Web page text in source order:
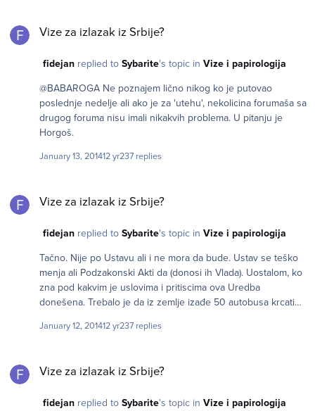
pojedinačno, naveo je razloge, ali prosečnom srpskom 'Pater
skupe vize, nedostatak higijenskih sredstava, loša hrana, loša
nema dobre zabave zbog Anti-Gay zakona. Generalno
gledajući (a pročitao sam ovde dosta toga) on čovek ima neke
svoje kriterijume kao što ih ima svako od nas. Ni u jednu od
ovih zemalja nisam planirao nikad da odem (ni u Rusiju, Sorry)
pa možda zbog toga nemam neki poseban stav.
Vize za izlazak iz Srbije?
fidejanreplied to Sybarite's topic in Vize i papirologija
@BABAROGA Ne poznajem lično nikog ko je putovao
poslednje nedelje ali ako je za 'utehu', nekolicina forumaša sa
drugog foruma nisu imali nikakvih problema. U pitanju je
Horgoš.
January 13, 201412 yr237 replies
Vize za izlazak iz Srbije?
fidejanreplied to Sybarite's topic in Vize i papirologija
Tačno. Nije po Ustavu ali i ne mora da bude. Ustav se teško
menja ali Podzakonski Akti da (donosi ih Vlada). Uostalom, ko
zna pod kakvim je uslovima i pritiscima ova Uredba
donešena. Trebalo je da iz zemlje izađe 50 autobusa krcatih
zvanično stupila na snagu.
January 12, 201412 yr237 replies
Vize za izlazak iz Srbije?
fidejanreplied to Sybarite's topic in Vize i papirologija